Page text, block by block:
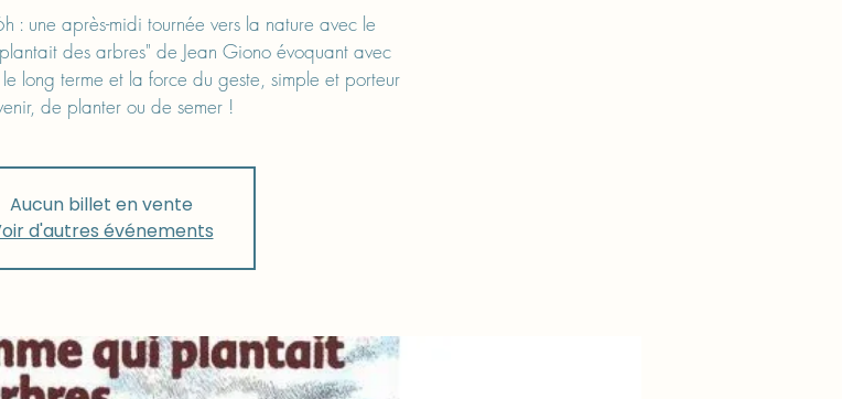
: une après-midi tournée vers la nature avec le
des arbres" de Jean Giono évoquant avec
le long terme et la force du geste, simple et porteur
de planter ou de semer !
Aucun billet en vente
d'autres événements